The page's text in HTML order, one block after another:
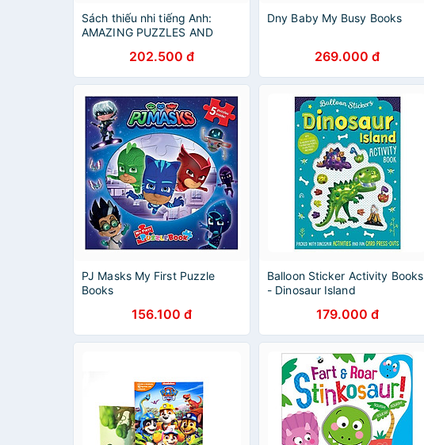
Sách thiếu nhi tiếng Anh:
AMAZING PUZZLES AND
202.500 đ
Dny Baby My Busy Books
269.000 đ
PJ Masks My First Puzzle
Books
156.100 đ
Balloon Sticker Activity Books
- Dinosaur Island
179.000 đ